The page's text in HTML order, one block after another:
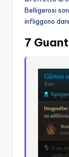
Belligerosi
infliggono
7